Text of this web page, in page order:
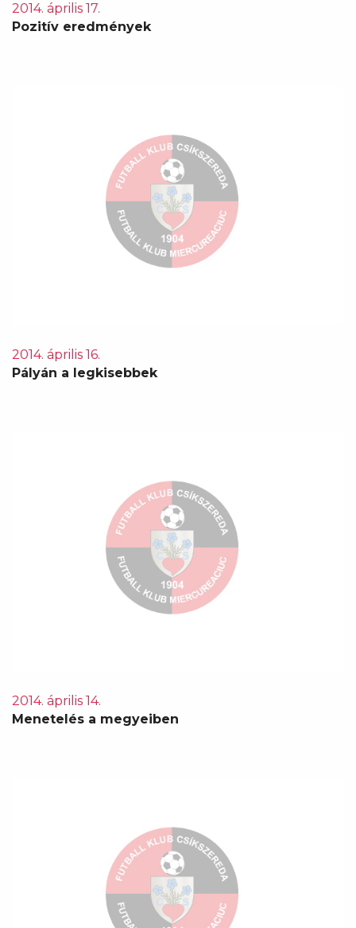
2014. április 17.
Pozitív eredmények
2014. április 16.
Pályán a legkisebbek
2014. április 14.
Menetelés a megyeiben